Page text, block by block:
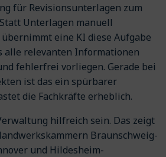
für Revisionsunterlagen zum
Unterlagen manuell
eine KI diese Aufgabe
alle relevanten Informationen
fehlerfrei vorliegen. Gerade bei
ist das ein spürbarer
die Fachkräfte erheblich.
hilfreich sein. Das zeigt
Braunschweig-
und Hildesheim-